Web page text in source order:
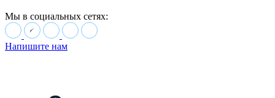
Мы в социальных сетях:
Напишите нам